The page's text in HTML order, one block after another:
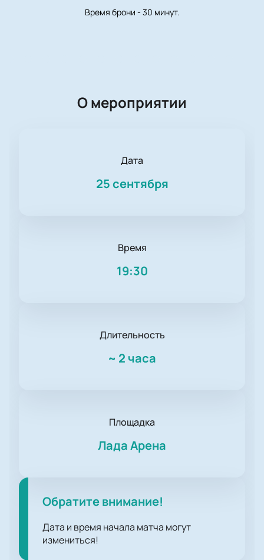
Время брони - 30 минут.
О мероприятии
Дата
25 сентября
Время
19:30
Длительность
~ 2 часа
Площадка
Лада Арена
Обратите внимание!
Дата и время начала матча могут
измениться!